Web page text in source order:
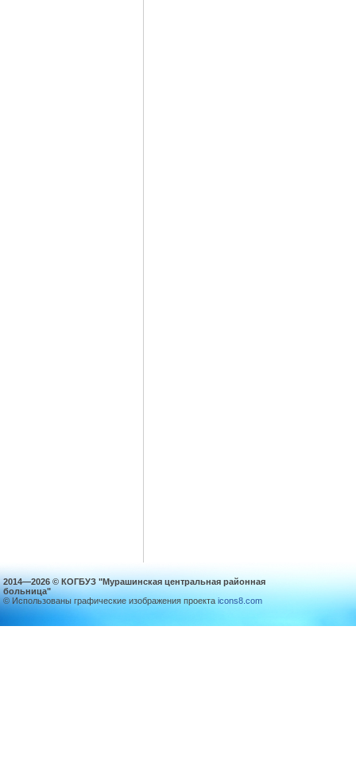
2014—2026 © КОГБУЗ "Мурашинская центральная районная
больница"
© Использованы графические изображения проекта icons8.com